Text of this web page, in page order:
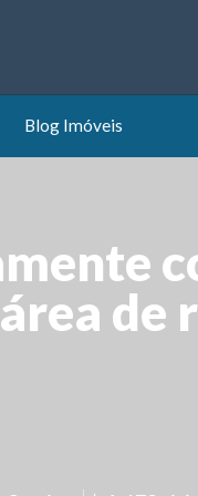
Blog Imóveis
de